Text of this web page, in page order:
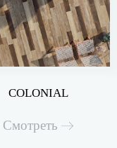
COLONIAL
Смотреть